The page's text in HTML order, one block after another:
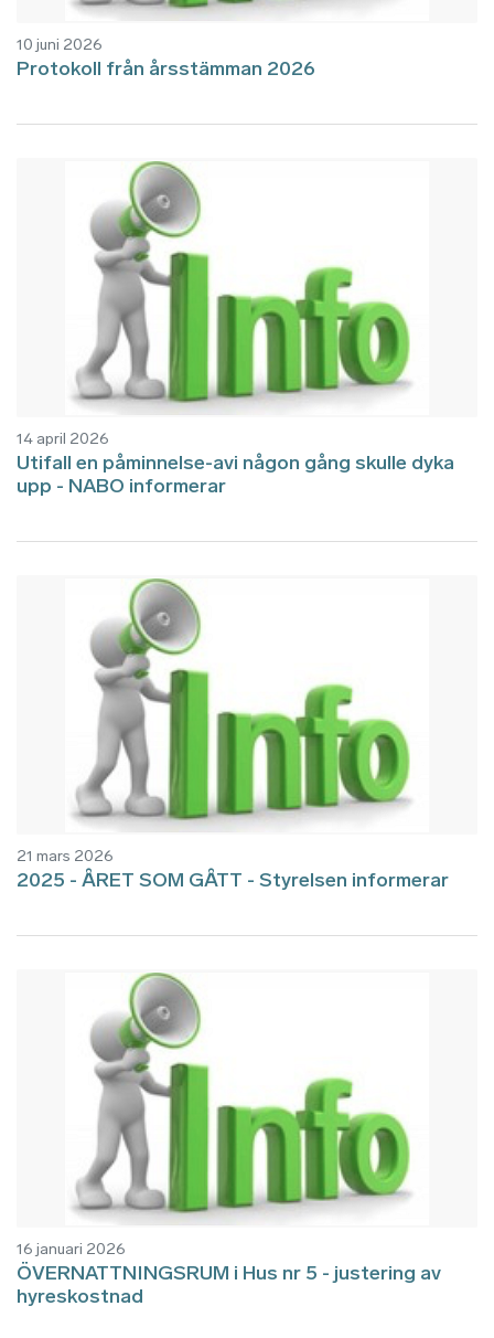
10 juni 2026
Protokoll från årsstämman 2026
14 april 2026
Utifall en påminnelse-avi någon gång skulle dyka
upp - NABO informerar
21 mars 2026
2025 - ÅRET SOM GÅTT - Styrelsen informerar
16 januari 2026
ÖVERNATTNINGSRUM i Hus nr 5 - justering av
hyreskostnad